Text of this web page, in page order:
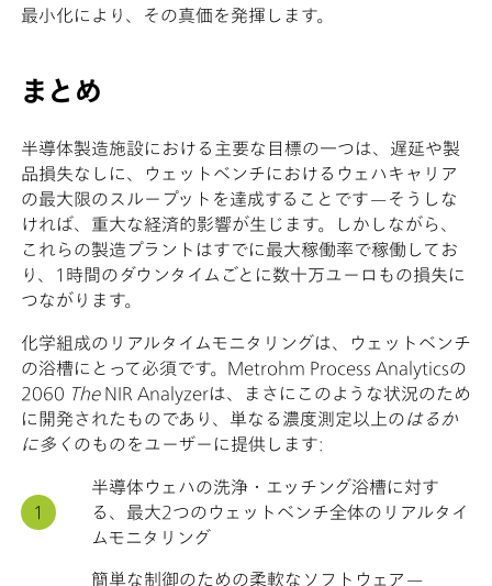
最小化により、その真価を発揮します。
まとめ
半導体製造施設における主要な目標の一つは、遅延や製
品損失なしに、ウェットベンチにおけるウェハキャリア
の最大限のスループットを達成することです—そうしな
ければ、重大な経済的影響が生じます。しかしながら、
これらの製造プラントはすでに最大稼働率で稼働してお
り、1時間のダウンタイムごとに数十万ユーロもの損失に
つながります。
化学組成のリアルタイムモニタリングは、ウェットベンチ
の浴槽にとって必須です。Metrohm Process Analyticsの
2060 TheNIR Analyzerは、まさにこのような状況のため
に開発されたものであり、単なる濃度測定以上のはるか
に多く のものをユーザーに提供します:
半導体ウェハの洗浄・エッチング浴槽に対す
る、最大2つのウェットベンチ全体のリアルタイ
ムモニタリング
簡単な制御のための柔軟なソフトウェア—